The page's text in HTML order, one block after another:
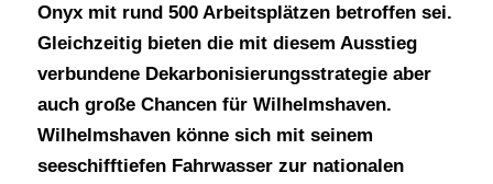
Onyx mit rund 500 Arbeitsplätzen betroffen sei.
Gleichzeitig bieten die mit diesem Ausstieg
verbundene Dekarbonisierungsstrategie aber
auch große Chancen für Wilhelmshaven.
Wilhelmshaven könne sich mit seinem
seeschifftiefen Fahrwasser zur nationalen